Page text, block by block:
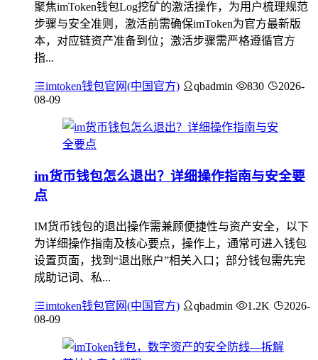
聚焦imToken钱包Log挖矿的激活操作，为用户梳理规范
步骤与安全准则，激活前需确保imToken为官方最新版
本，对应链资产准备到位；激活步骤需严格遵循官方
指...
imtoken钱包官网(中国官方) qbadmin 830
2026-
08-09
im货币钱包怎么退出？详细操作指南与安全要
点
IM货币钱包的退出操作需兼顾便捷性与资产安全，以下
为详细操作指南及核心要点，操作上，通常可进入钱包
设置页面，找到“退出账户”相关入口；部分钱包需先完
成助记词、私...
imtoken钱包官网(中国官方) qbadmin 1.2K
2026-
08-09